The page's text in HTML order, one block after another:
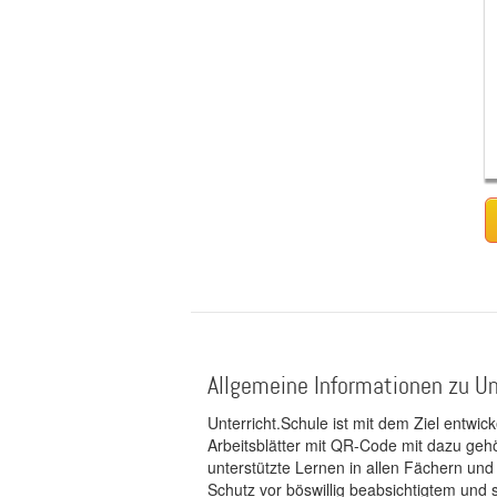
Allgemeine Informationen zu
Unterricht.Schule ist mit dem Ziel
Arbeitsblätter mit QR-Code mit dazu
unterstützte Lernen in allen Fächern
Schutz vor böswillig beabsichtigtem